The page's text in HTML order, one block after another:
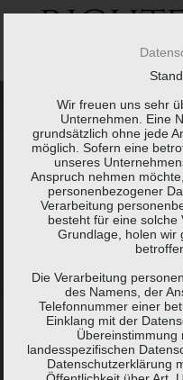
KONTAKT
Wir freuen uns sehr
Unternehmen. Eine
grundsätzlich ohne jede
möglich. Sofern eine
unseres
Anspruch nehmen
personenbezogener
Verarbeitung
besteht für eine solche
Grundlage, holen wir
Die Verarbeitung
des Namens, der
Telefonnummer einer
Einklang mit der
Übereinstimmung
landesspezifischen
Datenschutzerklärung